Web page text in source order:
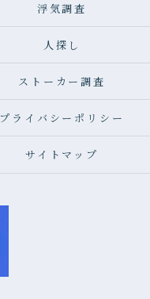
浮気調査
人探し
ストーカー調査
プライバシーポリシー
サイトマップ